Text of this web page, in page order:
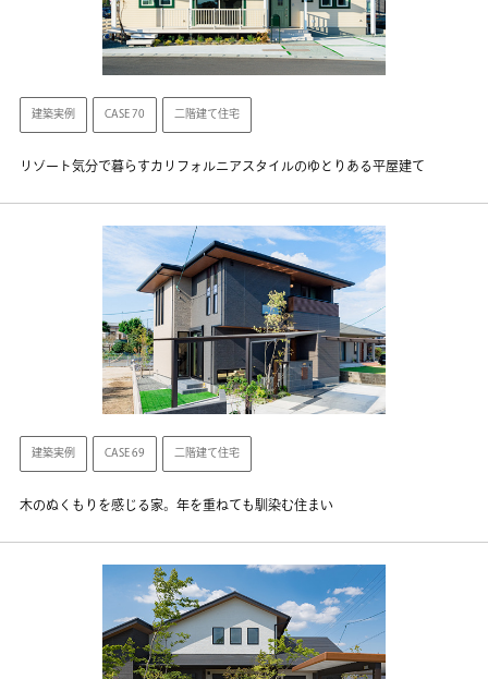
建築実例 CASE 70 二階建て住宅
リゾート気分で暮らすカリフォルニアスタイルのゆとりある平屋建て
建築実例 CASE 69 二階建て住宅
木のぬくもりを感じる家。年を重ねても馴染む住まい